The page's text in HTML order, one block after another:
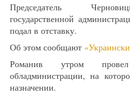
Председатель
государственной
подал в отставку.
Об этом сообщают
Романив утром
обладминистрации, на
назначении.